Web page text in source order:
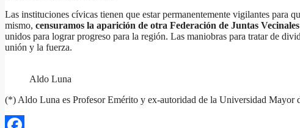
Las instituciones cívicas tienen que estar permanentemente vigilantes para
mismo, censuramos la aparición de otra Federación de Juntas
unidos para lograr progreso para la región. Las maniobras para tratar de
unión y la fuerza.
Aldo Luna
(*) Aldo Luna es Profesor Emérito y ex-autoridad de la Universidad Mayor